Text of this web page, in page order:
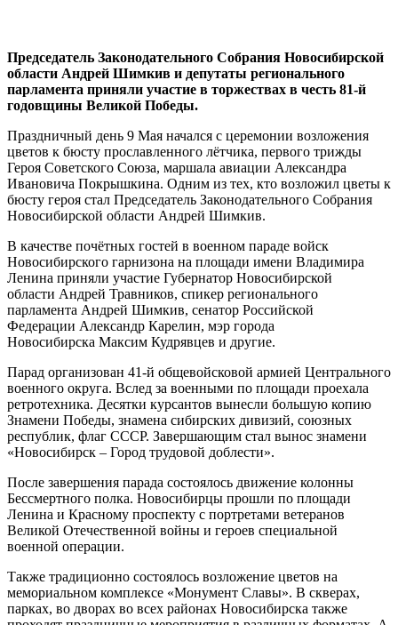
Председатель Законодательного Собрания Новосибирской
области Андрей Шимкив и депутаты регионального
парламента приняли участие в торжествах в честь 81-й
годовщины Великой Победы.
Праздничный день 9 Мая начался с церемонии возложения
цветов к бюсту прославленного лётчика, первого трижды
Героя Советского Союза, маршала авиации Александра
Ивановича Покрышкина. Одним из тех, кто возложил цветы к
бюсту героя стал Председатель Законодательного Собрания
Новосибирской области Андрей Шимкив.
В качестве почётных гостей в военном параде войск
Новосибирского гарнизона на площади имени Владимира
Ленина приняли участие Губернатор Новосибирской
области Андрей Травников, спикер регионального
парламента Андрей Шимкив, сенатор Российской
Федерации Александр Карелин, мэр города
Новосибирска Максим Кудрявцев и другие.
Парад организован 41-й общевойсковой армией Центрального
военного округа. Вслед за военными по площади проехала
ретротехника. Десятки курсантов вынесли большую копию
Знамени Победы, знамена сибирских дивизий, союзных
республик, флаг СССР. Завершающим стал вынос знамени
«Новосибирск – Город трудовой доблести».
После завершения парада состоялось движение колонны
Бессмертного полка. Новосибирцы прошли по площади
Ленина и Красному проспекту с портретами ветеранов
Великой Отечественной войны и героев специальной
военной операции.
Также традиционно состоялось возложение цветов на
мемориальном комплексе «Монумент Славы». В скверах,
парках, во дворах во всех районах Новосибирска также